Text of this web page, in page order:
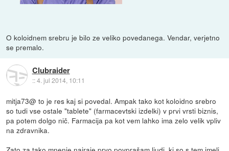
O koloidnem srebru je bilo ze veliko povedanega. Vendar, verjetno
se premalo.
Clubraider
::4. jul 2014, 10:11
mitja73@ to je res kaj si povedal. Ampak tako kot koloidno srebro
so tudi vse ostale "tablete" (farmacevtski izdelki) v prvi vrsti biznis,
pa potem dolgo nič. Farmacija pa kot vem lahko ima zelo velik vpliv
na zdravnika.